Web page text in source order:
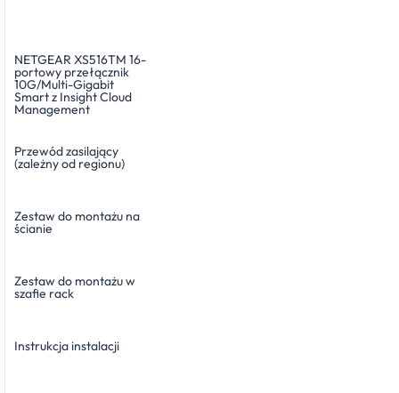
NETGEAR XS516TM 16-
portowy przełącznik
10G/Multi-Gigabit
Smart z Insight Cloud
Management
Przewód zasilający
(zależny od regionu)
Zestaw do montażu na
ścianie
Zestaw do montażu w
szafie rack
Instrukcja instalacji